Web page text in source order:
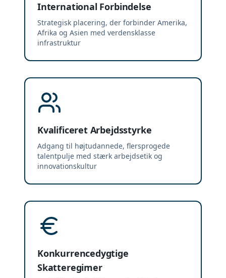
International Forbindelse
Strategisk placering, der forbinder Amerika,
Afrika og Asien med verdensklasse
infrastruktur
Kvalificeret Arbejdsstyrke
Adgang til højtudannede, flersprogede
talentpulje med stærk arbejdsetik og
innovationskultur
Konkurrencedygtige
Skatteregimer